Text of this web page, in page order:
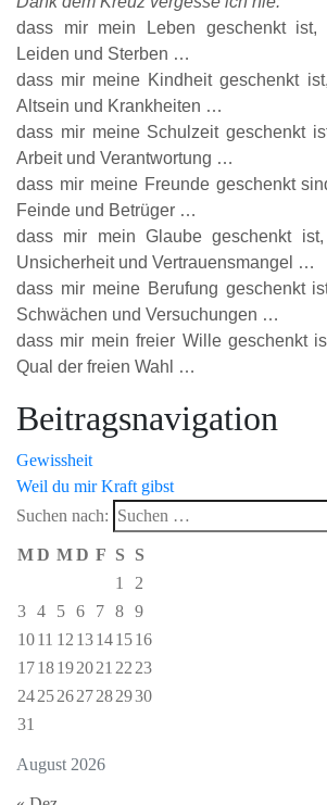
dass mir mein Leben geschenkt
Leiden und Sterben …
dass mir meine Kindheit geschenkt
Altsein und Krankheiten …
dass mir meine Schulzeit geschenkt
Arbeit und Verantwortung …
dass mir meine Freunde geschenkt
Feinde und Betrüger …
dass mir mein Glaube geschenkt
Unsicherheit und Vertrauensmangel …
dass mir meine Berufung geschenkt
Schwächen und Versuchungen …
dass mir mein freier Wille geschenkt
Qual der freien Wahl …
Beitragsnavigation
Gewissheit
Weil du mir Kraft gibst
Suchen nach:
August 2026
MD MD F S S
1
2
3 4 5 6 7 8 9
1011 12 13141516
1718192021 22 23
24252627282930
31